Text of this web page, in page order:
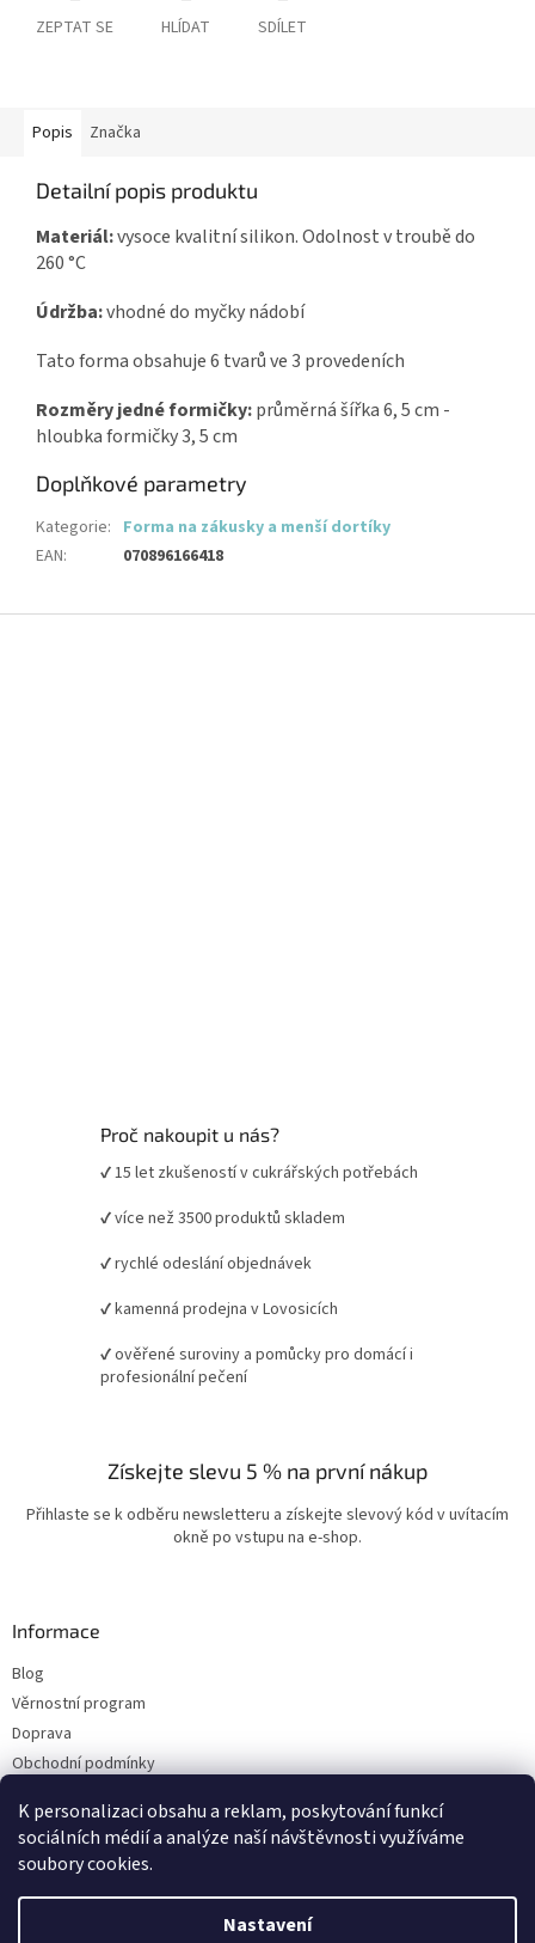
K personalizaci obsahu a reklam, poskytování funkcí
sociálních médií a analýze naší návštěvnosti využíváme
soubory cookies.
Nastavení
ZEPTAT SE HLÍDAT SDÍLET
Popis Značka
Detailní popis produktu
Materiál:vysoce kvalitní silikon. Odolnost v troubě do
260 °C
Údržba:vhodné do myčky nádobí
Tato forma obsahuje 6 tvarů ve 3 provedeních
Rozměry jedné formičky:průměrná šířka 6, 5 cm -
hloubka formičky 3, 5 cm
Doplňkové parametry
Kategorie: Forma na zákusky a menší dortíky
EAN: 070896166418
Proč nakoupit u nás?
✔ 15 let zkušeností v cukrářských potřebách
✔ více než 3500 produktů skladem
✔ rychlé odeslání objednávek
✔ kamenná prodejna v Lovosicích
✔ ověřené suroviny a pomůcky pro domácí i
profesionální pečení
Získejte slevu 5 % na první nákup
Přihlaste se k odběru newsletteru a získejte slevový kód v uvítacím
okně po vstupu na e-shop.
Informace
Blog
Věrnostní program
Doprava
Obchodní podmínky
Kontakty
Vytvořil Shoptet